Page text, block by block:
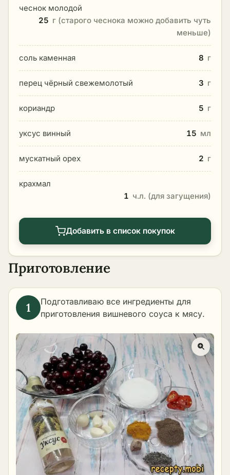
чеснок молодой
25 г (старого чеснока можно добавить чуть
меньше)
соль каменная 8 г
перец чёрный свежемолотый 3 г
кориандр 5 г
уксус винный 15 мл
мускатный орех 2 г
крахмал
1 ч.л. (для загущения)
Добавить в список покупок
Приготовление
Подготавливаю все ингредиенты для
приготовления вишневого соуса к мясу.